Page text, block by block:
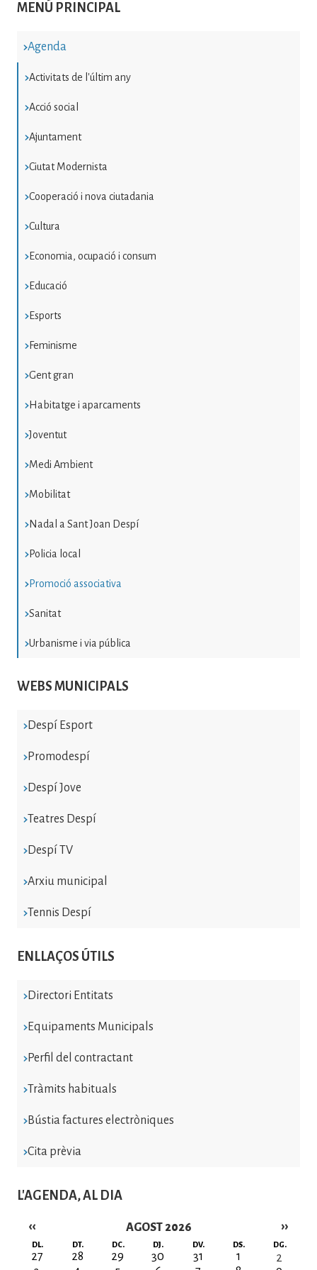
MENÚ PRINCIPAL
Agenda
Activitats de l'últim any
Acció social
Ajuntament
Ciutat Modernista
Cooperació i nova ciutadania
Cultura
Economia, ocupació i consum
Educació
Esports
Feminisme
Gent gran
Habitatge i aparcaments
Joventut
Medi Ambient
Mobilitat
Nadal a Sant Joan Despí
Policia local
Promoció associativa
Sanitat
Urbanisme i via pública
WEBS MUNICIPALS
Despí Esport
Promodespí
Despí Jove
Teatres Despí
Despí TV
Arxiu municipal
Tennis Despí
ENLLAÇOS ÚTILS
Directori Entitats
Equipaments Municipals
Perfil del contractant
Tràmits habituals
Bústia factures electròniques
Cita prèvia
L'AGENDA, AL DIA
AGOST 2026
Paginació
‹‹ ››
DL. DT. DC. DJ. DV. DS. DG.
27 28 29 30 31 1
2